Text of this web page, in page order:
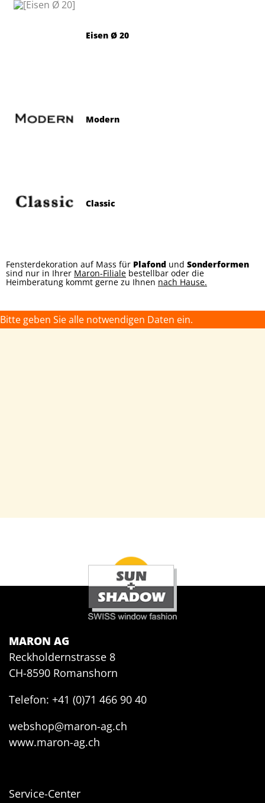
Eisen Ø 20
Modern
Classic
Fensterdekoration auf Mass für Plafond und Sonderformen
sind nur in Ihrer Maron-Filiale bestellbar oder die
Heimberatung kommt gerne zu Ihnen nach Hause.
Bitte geben Sie alle notwendigen Daten ein.
MARON AG
Reckholdernstrasse 8
CH-8590 Romanshorn
Telefon: +41 (0)71 466 90 40
webshop@maron-ag.ch
www.maron-ag.ch
Service-Center